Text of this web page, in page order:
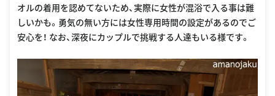
オルの着用を認めてないため、実際に女性が混浴で入る事は難
しいかも。勇気の無い方には女性専用時間の設定があるのでご
安心を！ なお、深夜にカップルで挑戦する人達もいる様です。